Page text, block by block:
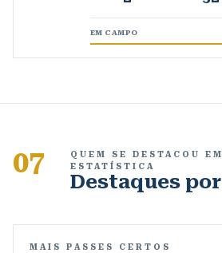
EM CAMPO
07
QUEM SE DESTACOU
ESTATÍSTICA
Destaques
MAIS PASSES CERTOS